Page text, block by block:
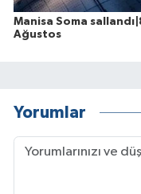
Manisa Soma
Ağustos
Yorumlar